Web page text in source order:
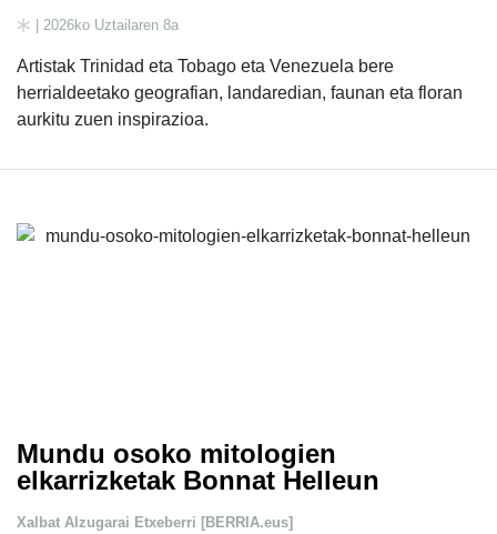
| 2026ko Uztailaren 8a
Artistak Trinidad eta Tobago eta Venezuela bere
herrialdeetako geografian, landaredian, faunan eta floran
aurkitu zuen inspirazioa.
Mundu osoko mitologien
elkarrizketak Bonnat Helleun
Xalbat Alzugarai Etxeberri [BERRIA.eus]